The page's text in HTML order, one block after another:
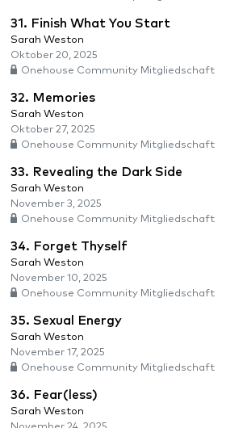
31. Finish What You Start
Sarah Weston
Oktober 20, 2025
Onehouse Community Mitgliedschaft
32. Memories
Sarah Weston
Oktober 27, 2025
Onehouse Community Mitgliedschaft
33. Revealing the Dark Side
Sarah Weston
November 3, 2025
Onehouse Community Mitgliedschaft
34. Forget Thyself
Sarah Weston
November 10, 2025
Onehouse Community Mitgliedschaft
35. Sexual Energy
Sarah Weston
November 17, 2025
Onehouse Community Mitgliedschaft
36. Fear(less)
Sarah Weston